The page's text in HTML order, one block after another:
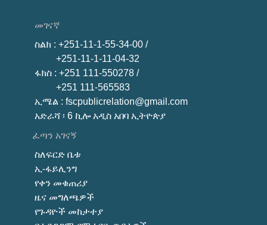
መገናኛ
ስልክ : +251-11-1-55-34-00 /
+251-11-1-11-04-32
ፋክስ : +251 111-550278 /
+251 111-565583
ኢሜል : fscpublicrelation@gmail.com
አድራሻ ፡ 6 ኪሎ አዲስ አበባ ኢትዮጵያ
ፈጣን አገናኝ
ስለፍርድ ቤቱ
ኢ-ፋይሊንግ
የቀን መቁጠሪያ
ዜና መግለጫዎች
የጉዳዮች መከታተያ